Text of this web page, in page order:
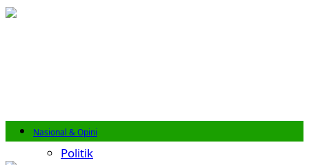
Nasional & Opini
Politik